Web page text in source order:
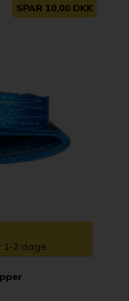
SPAR 10,00 DKK
1-2 dage